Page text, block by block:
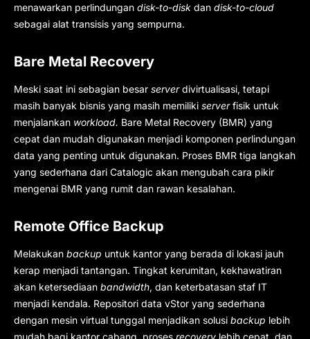
menawarkan perlindungan disk-to-disk dan disk-to-cloud
sebagai alat transisis yang sempurna.
Bare Metal Recovery
Meski saat ini sebagian besar serverdivirtualisasi, tetapi
masih banyak bisnis yang masih memiliki serverfisik untuk
menjalankan workload. Bare Metal Recovery (BMR) yang
cepat dan mudah digunakan menjadi komponen perlindungan
data yang penting untuk digunakan. Proses BMR tiga langkah
yang sederhana dari Catalogic akan mengubah cara pikir
mengenai BMR yang rumit dan rawan kesalahan.
Remote Office Backup
Melakukan backup untuk kantor yang berada di lokasi jauh
kerap menjadi tantangan. Tingkat kerumitan, kekhawatiran
akan ketersediaan bandwidth, dan keterbatasan staf IT
menjadi kendala. Repositori data vStor yang sederhana
dengan mesin virtual tunggal menjadikan solusi backup lebih